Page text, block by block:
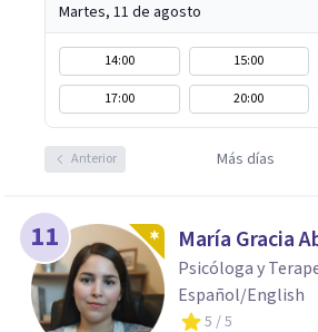
Martes, 11 de agosto
14:00 15:00
17:00
20:00
Anterior Más días
11 María Gracia
Psicóloga y
Español/English
5 / 5